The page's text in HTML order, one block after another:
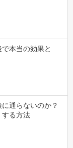
本当の効果と
通らないのか？
する方法